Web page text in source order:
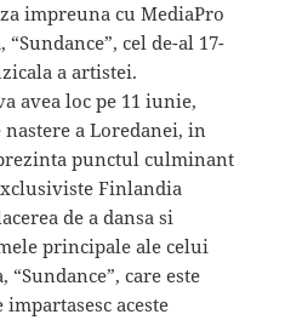
impreuna cu MediaPro
cel de-al 17-
a artistei.
avea loc pe 11 iunie,
a Loredanei, in
punctul culminant
Finlandia
de a dansa si
principale ale celui
care este
aceste